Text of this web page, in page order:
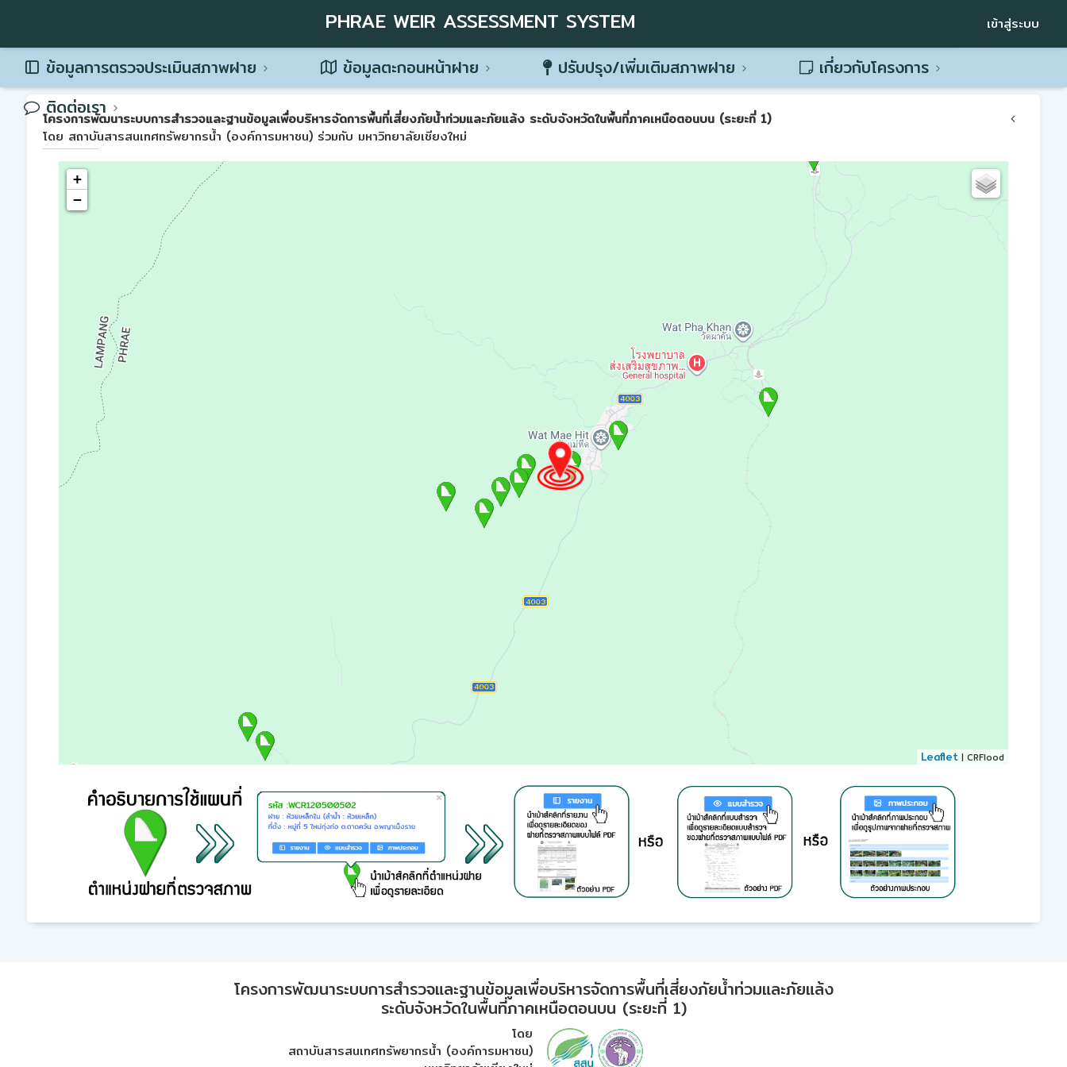
PHRAE WEIR ASSESSMENT SYSTEM เข้าสู่ระบบ
ข้อมูลการตรวจประเมินสภาพฝาย ข้อมูลตะกอนหน้าฝาย ปรับปรุง/เพิ่มเติมสภาพฝาย
เกี่ยวกับโครงการ
ติดต่อเรา
โครงการพัฒนาระบบการสำรวจและฐานข้อมูลเพื่อบริหารจัดการพื้นที่เสี่ยงภัยน้ำท่วมและภัยแล้ง ระดับจังหวัดในพื้นที่ภาคเหนือตอนบน (ระยะที่ 1)
โดย สถาบันสารสนเทศทรัพยากรน้ำ (องค์การมหาชน) ร่วมกับ มหาวิทยาลัยเชียงใหม่
+
−
Leaflet | CRFlood
โครงการพัฒนาระบบการสำรวจและฐานข้อมูลเพื่อบริหารจัดการพื้นที่เสี่ยงภัยน้ำท่วมและภัยแล้ง
ระดับจังหวัดในพื้นที่ภาคเหนือตอนบน (ระยะที่ 1)
โดย
สถาบันสารสนเทศทรัพยากรน้ำ (องค์การมหาชน)